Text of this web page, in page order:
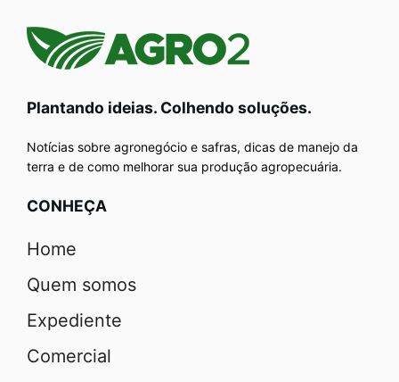
Plantando ideias. Colhendo soluções.
Notícias sobre agronegócio e safras, dicas de manejo da
terra e de como melhorar sua produção agropecuária.
CONHEÇA
Home
Quem somos
Expediente
Comercial